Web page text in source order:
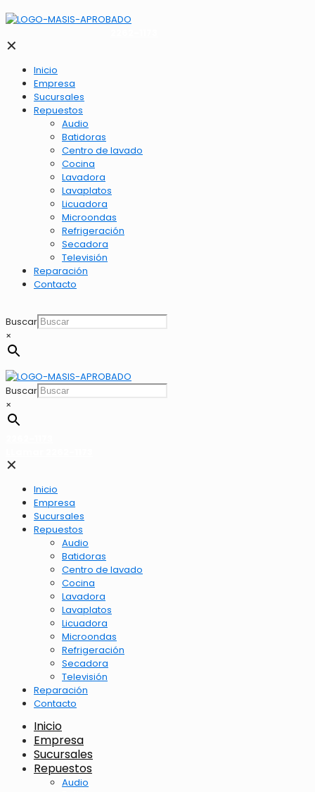
✕
Inicio
Empresa
Sucursales
Repuestos
Audio
Batidoras
Centro de lavado
Cocina
Lavadora
Lavaplatos
Licuadora
Microondas
Refrigeración
Secadora
Televisión
Reparación
Contacto
Buscar
×
Buscar
×
✕
Inicio
Empresa
Sucursales
Repuestos
Audio
Batidoras
Centro de lavado
Cocina
Lavadora
Lavaplatos
Licuadora
Microondas
Refrigeración
Secadora
Televisión
Reparación
Contacto
Inicio
Empresa
Sucursales
Repuestos
Audio